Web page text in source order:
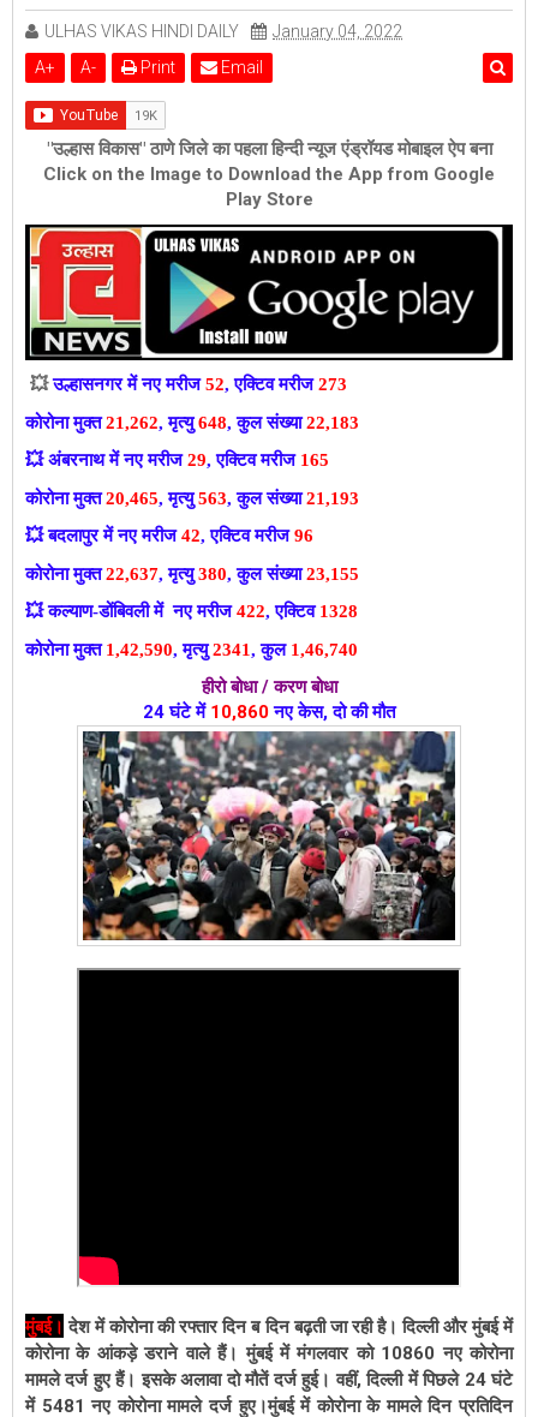
ULHAS VIKAS HINDI DAILY
January 04, 2022
A+ A- Print Email
"उल्हास विकास" ठाणे जिले का पहला हिन्दी न्यूज एंड्रॉयड मोबाइल ऐप बना
Click on the Image to Download the App from Google
Play Store
💥उल्हासनगर में नए मरीज52, एक्टिव मरीज273
कोरोना मुक्त21,262, मृत्यु648, कुल संख्या22,183
💥अंबरनाथ में नए मरीज29, एक्टिव मरीज 165
कोरोना मुक्त20,465, मृत्यु563, कुल संख्या21,193
💥बदलापुर में नए मरीज42, एक्टिव मरीज96
कोरोना मुक्त22,637, मृत्यु380, कुल संख्या23,155
💥कल्याण-डोंबिवली में नए मरीज422, एक्टिव1328
कोरोना मुक्त1,42,590, मृत्यु2341, कुल 1,46,740
हीरो बोधा / करण बोधा
24 घंटे में 10,860नए केस, दो की मौत
मुंबई। देश में कोरोना की रफ्तार दिन ब दिन बढ़ती जा रही है। दिल्ली और मुंबई में
कोरोना के आंकड़े डराने वाले हैं। मुंबई में मंगलवार को 10860 नए कोरोना
मामले दर्ज हुए हैं। इसके अलावा दो मौतें दर्ज हुई। वहीं, दिल्ली में पिछले 24 घंटे
में 5481 नए कोरोना मामले दर्ज हुए।मुंबई में कोरोना के मामले दिन प्रतिदिन